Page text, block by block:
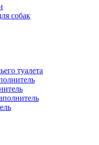
собак
туалета